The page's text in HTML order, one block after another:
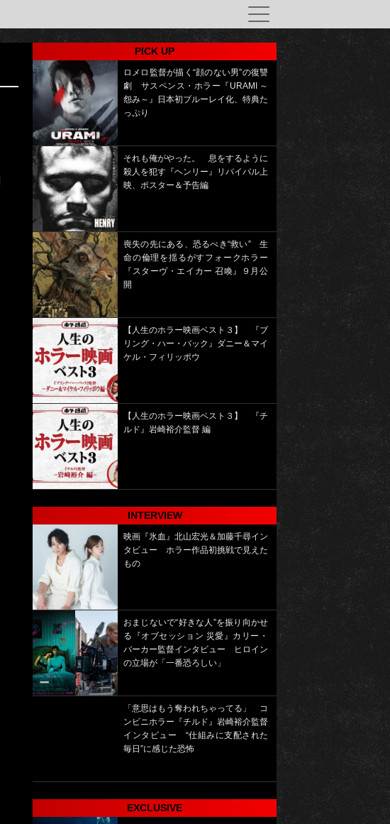
PICK UP
ロメロ監督が描く“顔のない男”の復讐
劇 サスペンス・ホラー『URAMI ～
怨み～』日本初ブルーレイ化、特典た
っぷり
それも俺がやった。 息をするように
殺人を犯す『ヘンリー』リバイバル上
映、ポスター＆予告編
喪失の先にある、恐るべき“救い” 生
命の倫理を揺るがすフォークホラー
『スターヴ・エイカー 召喚』９月公
開
【人生のホラー映画ベスト３】 『ブ
リング・ハー・バック』ダニー＆マイ
ケル・フィリッポウ
【人生のホラー映画ベスト３】 『チ
ルド』岩崎裕介監督 編
INTERVIEW
映画『氷血』北山宏光＆加藤千尋イン
タビュー ホラー作品初挑戦で見えた
もの
おまじないで“好きな人”を振り向かせ
る『オブセッション 災愛』カリー・
バーカー監督インタビュー ヒロイン
の立場が「一番恐ろしい」
「意思はもう奪われちゃってる」 コ
ンビニホラー『チルド』岩崎裕介監督
インタビュー “仕組みに支配された
毎日”に感じた恐怖
EXCLUSIVE